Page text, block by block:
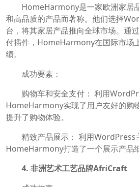
HomeHarmony是一家欧洲家居
和高品质的产品而著称。他们选择
台，将其家居产品推向全球市场。通
付插件，HomeHarmony在国际市场
绩。
成功要素：
购物车和安全支付： 利用
HomeHarmony实现了用户友好的购
提升了购物体验。
精致产品展示： 利用WordPress
HomeHarmony打造了一个展示产品
4. 非洲艺术工艺品牌AfriCraft